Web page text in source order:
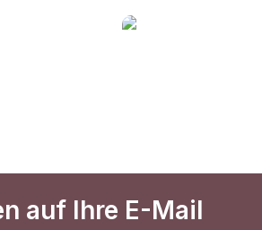
auf Ihre E-Mail